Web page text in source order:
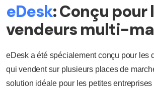
eDesk: Conçu pour
vendeurs multi-
eDesk a été spécialement conçu pour les
qui vendent sur plusieurs places de
solution idéale pour les petites